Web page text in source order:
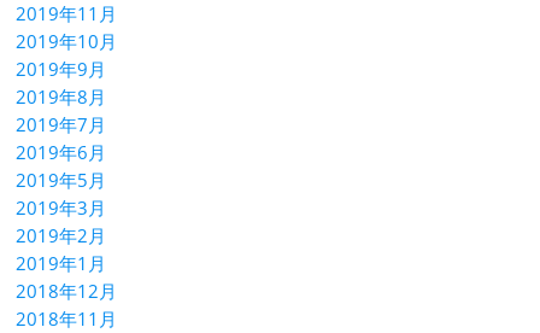
2019年11月
2019年10月
2019年9月
2019年8月
2019年7月
2019年6月
2019年5月
2019年3月
2019年2月
2019年1月
2018年12月
2018年11月